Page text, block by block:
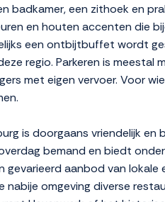
badkamer, een zithoek en
en houten accenten die
een ontbijtbuffet wordt
regio. Parkeren is
met eigen vervoer. Voor
is doorgaans vriendelijk
bemand en biedt
aanbod van lokale
nabije omgeving diverse